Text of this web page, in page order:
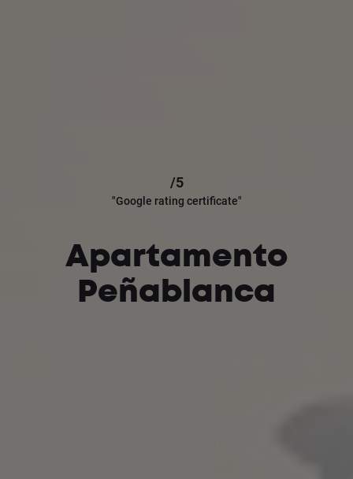
/5
"Google rating certificate"
Apartamento
Peñablanca